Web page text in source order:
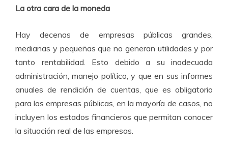
La otra cara de la moneda
Hay decenas de empresas públicas grandes,
medianas y pequeñas que no generan utilidades y por
tanto rentabilidad. Esto debido a su inadecuada
administración, manejo político, y que en sus informes
anuales de rendición de cuentas, que es obligatorio
para las empresas públicas, en la mayoría de casos, no
incluyen los estados financieros que permitan conocer
la situación real de las empresas.